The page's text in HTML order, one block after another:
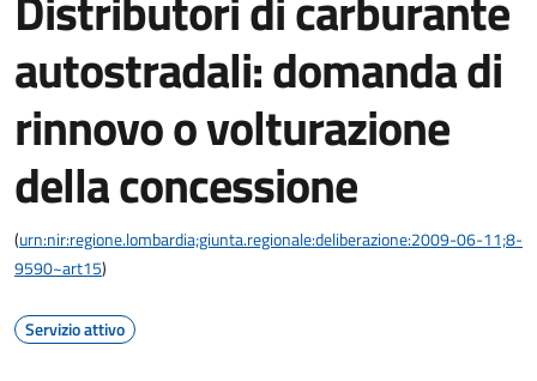
autostradali: domanda di
rinnovo o volturazione
della concessione
(urn:nir:regione.lombardia;giunta.regionale:deliberazione:2009-06-11;8-
9590~art15)
Servizio attivo